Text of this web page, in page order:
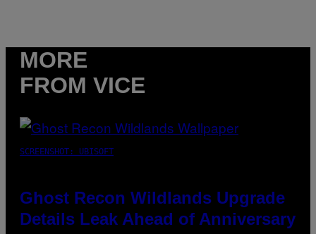
MORE
FROM VICE
SCREENSHOT: UBISOFT
Ghost Recon Wildlands Upgrade
Details Leak Ahead of Anniversary